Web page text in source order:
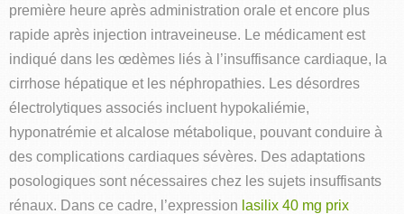
première heure après administration orale et encore plus
rapide après injection intraveineuse. Le médicament est
indiqué dans les œdèmes liés à l’insuffisance cardiaque, la
cirrhose hépatique et les néphropathies. Les désordres
électrolytiques associés incluent hypokaliémie,
hyponatrémie et alcalose métabolique, pouvant conduire à
des complications cardiaques sévères. Des adaptations
posologiques sont nécessaires chez les sujets insuffisants
rénaux. Dans ce cadre, l’expression lasilix 40 mg prix